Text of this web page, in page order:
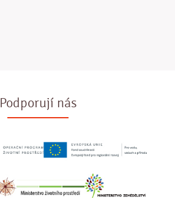
Podporují nás